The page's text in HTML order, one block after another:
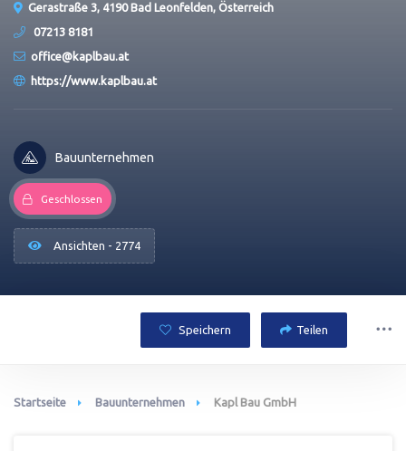
Gerastraße 3, 4190 Bad Leonfelden, Österreich
07213 8181
office@kaplbau.at
https://www.kaplbau.at
Bauunternehmen
Geschlossen
Ansichten - 2774
Speichern Teilen
Startseite Bauunternehmen Kapl Bau GmbH